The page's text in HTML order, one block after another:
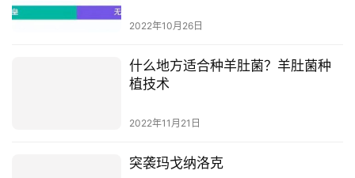
2022年10月26日
什么地方适合种羊肚菌？羊肚菌种
植技术
2022年11月21日
突袭玛戈纳洛克